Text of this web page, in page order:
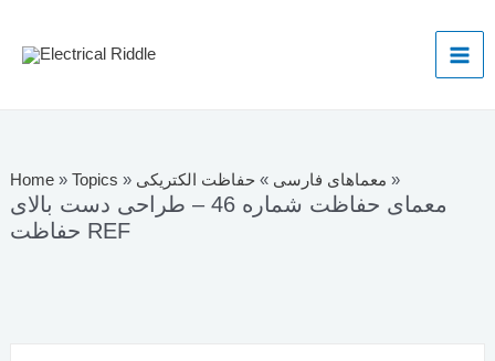
Home» Topics » معماهای فارسی » حفاظت الکتریکی »
معمای حفاظت شماره 46 – طراحی دست بالای
حفاظت REF